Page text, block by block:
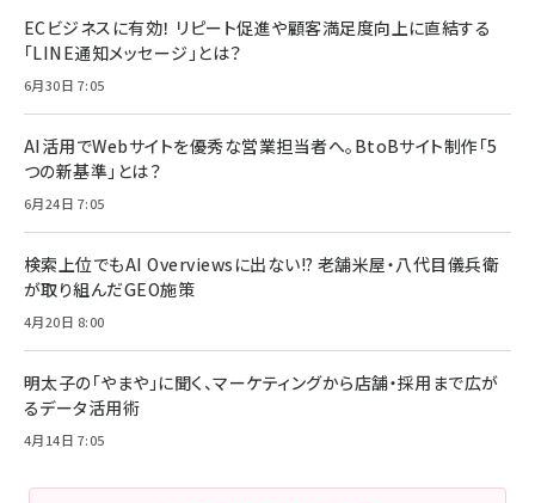
ECビジネスに有効！ リピート促進や顧客満足度向上に直結する
「LINE通知メッセージ」とは？
6月30日 7:05
AI活用でWebサイトを優秀な営業担当者へ。BtoBサイト制作「5
つの新基準」とは？
6月24日 7:05
検索上位でもAI Overviewsに出ない!? 老舗米屋・八代目儀兵衛
が取り組んだGEO施策
4月20日 8:00
明太子の「やまや」に聞く、マーケティングから店舗・採用まで広が
るデータ活用術
4月14日 7:05